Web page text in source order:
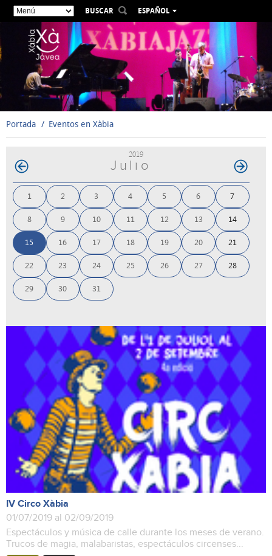
BUSCAR
ESPAÑOL
VALENCIÀ
ENGLISH
DEUTSCH
РУССКИЙ
Portada Eventos en Xàbia
2019
Julio
1 2 3 4 5 6 7
8 9 10 11 12 13 14
15 16 17 18 19 20 21
22 23 24 25 26 27 28
29 30 31
IV Circo Xàbia
01/07/2019 al 02/09/2019
Espectáculos y música de calle durante los meses de verano.
Trucos de magia, malabaristas, espectáculos circenses...